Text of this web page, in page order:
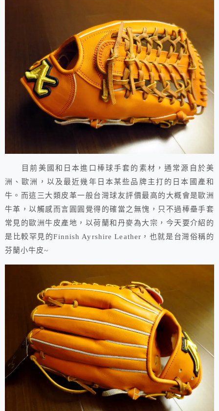
目前美國和日本進口棒球手套的素材，通常源自於美
洲、歐洲，以及最近幾年日本某些品牌主打的日本國產和
牛。而這三大類皮革一般台灣球友評價最高的大概會是歐洲
牛革，以觸感而言圓圓覺得的確當之無愧，只不過棒壘手套
常見的歐洲牛皮產地，以荷蘭和丹麥為大宗，今天要介紹的
是比較罕見的Finnish Ayrshire Leather，也就是台灣俗稱的
芬蘭小牛皮~